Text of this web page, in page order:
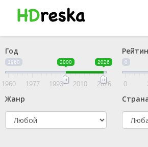
Год
1960 2000 2026
1960 1977 1993 2010 2026
0
0
Жанр